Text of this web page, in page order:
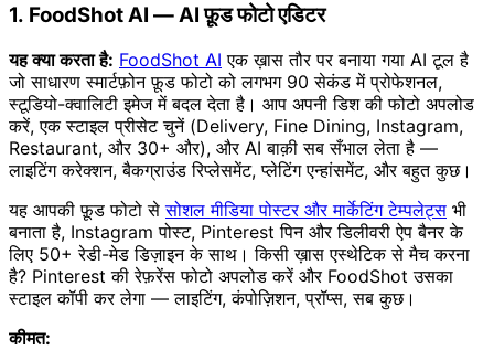
1. FoodShot AI — AI फ़ूड फोटो एडिटर
यह क्या करता है: FoodShot AI एक ख़ास तौर पर बनाया गया AI टूल है
जो साधारण स्मार्टफ़ोन फ़ूड फोटो को लगभग 90 सेकंड में प्रोफेशनल,
स्टूडियो-क्वालिटी इमेज में बदल देता है। आप अपनी डिश की फोटो अपलोड
करें, एक स्टाइल प्रीसेट चुनें (Delivery, Fine Dining, Instagram,
Restaurant, और 30+ और), और AI बाक़ी सब सँभाल लेता है —
लाइटिंग करेक्शन, बैकग्राउंड रिप्लेसमेंट, प्लेटिंग एन्हांसमेंट, और बहुत कुछ।
यह आपकी फ़ूड फोटो सेसोशल मीडिया पोस्टर और मार्केटिंग टेम्पलेट्स भी
बनाता है, Instagram पोस्ट, Pinterest पिन और डिलीवरी ऐप बैनर के
लिए 50+ रेडी-मेड डिज़ाइन के साथ। किसी ख़ास एस्थेटिक से मैच करना
है? Pinterest की रेफ़रेंस फोटो अपलोड करें और FoodShot उसका
स्टाइल कॉपी कर लेगा — लाइटिंग, कंपोज़िशन, प्रॉप्स, सब कुछ।
कीमत: